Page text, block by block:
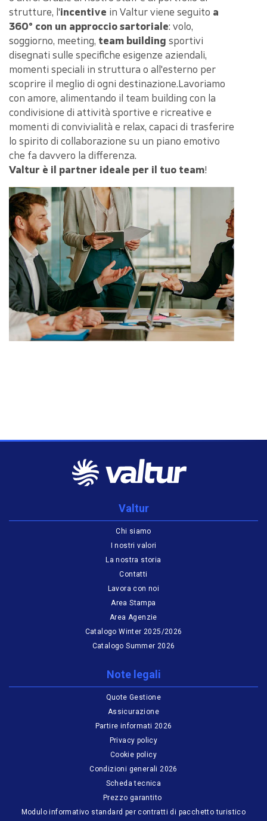
strutture, l'incentive in Valtur viene seguito a
360° con un approccio sartoriale: volo,
soggiorno, meeting, team building sportivi
disegnati sulle specifiche esigenze aziendali,
momenti speciali in struttura o all'esterno per
scoprire il meglio di ogni destinazione.Lavoriamo
con amore, alimentando il team building con la
condivisione di attività sportive e ricreative e
momenti di convivialità e relax, capaci di trasferire
lo spirito di collaborazione su un piano emotivo
che fa davvero la differenza.
Valtur è il partner ideale per il tuo team!
Valtur
Chi siamo
I nostri valori
La nostra storia
Contatti
Lavora con noi
Area Stampa
Area Agenzie
Catalogo Winter 2025/2026
Catalogo Summer 2026
Note legali
Quote Gestione
Assicurazione
Partire informati 2026
Privacy policy
Cookie policy
Condizioni generali 2026
Scheda tecnica
Prezzo garantito
Modulo informativo standard per contratti di pacchetto turistico